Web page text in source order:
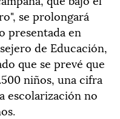
se prolongará
presentada en
de Educación,
que se prevé que
niños, una cifra
escolarización no